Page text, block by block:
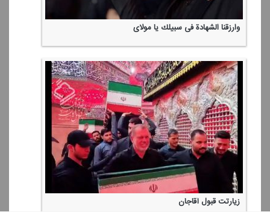
وارزقنا الشهادة فی سبیلك یا مولای
زیارتت قبول آقاجان